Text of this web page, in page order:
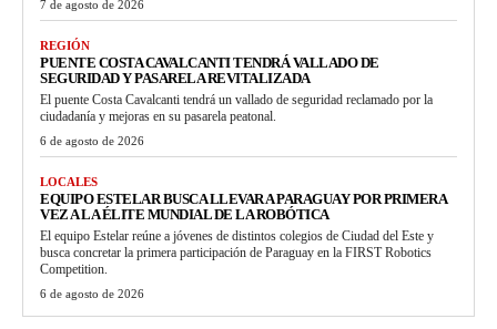
7 de agosto de 2026
REGIÓN
PUENTE COSTA CAVALCANTI TENDRÁ VALLADO DE
SEGURIDAD Y PASARELA REVITALIZADA
El puente Costa Cavalcanti tendrá un vallado de seguridad reclamado por la
ciudadanía y mejoras en su pasarela peatonal.
6 de agosto de 2026
LOCALES
EQUIPO ESTELAR BUSCA LLEVAR A PARAGUAY POR PRIMERA
VEZ A LA ÉLITE MUNDIAL DE LA ROBÓTICA
El equipo Estelar reúne a jóvenes de distintos colegios de Ciudad del Este y
busca concretar la primera participación de Paraguay en la FIRST Robotics
Competition.
6 de agosto de 2026